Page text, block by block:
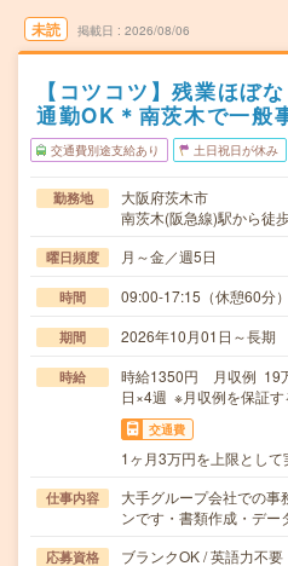
未読 掲載日 2026/08/06
【コツコツ】残業ほぼ
通勤OK＊南茨木で一般
交通費別途支給あり 土日祝日が休み
勤務地
大阪府茨木市
南茨木(阪急線)駅から徒
曜日頻度 月～金／週5日
時間 09:00-17:15（休憩60分
期間 2026年10月01日～長
時給
時給1350円 月収例 19
日×4週 ※月収例を保証す
交通費
1ヶ月3万円を上限として
仕事内容
大手グループ会社での事
ンです・書類作成・デ
応募資格
ブランクOK / 英語力不要